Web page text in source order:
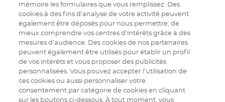
mémoire les formulaires que vous remplissez. Des
cookies à des fins d’analyse de votre activité peuvent
également être déposés pour nous permettre, de
mieux comprendre vos centres d'intérêts grâce à des
mesures d’audience. Des cookies de nos partenaires
peuvent également être utilisés pour établir un profil
de vos intérêts et vous proposer des publicités
personnalisées. Vous pouvez accepter l’utilisation de
ces cookies ou aussi personnaliser votre
consentement par catégorie de cookies en cliquant
sur les boutons ci-dessous. À tout moment, vous